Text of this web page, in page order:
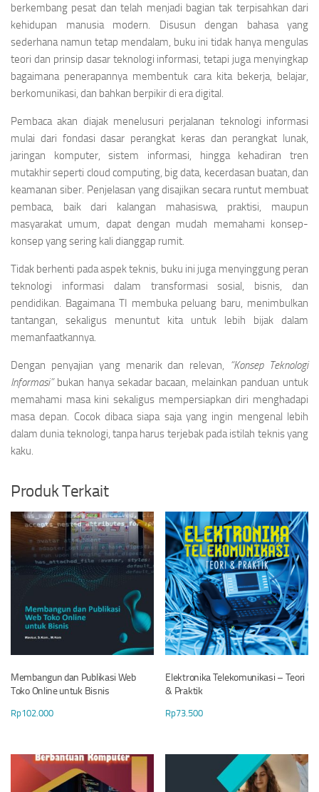
berkembang pesat dan telah menjadi bagian tak terpisahkan dari
kehidupan manusia modern. Disusun dengan bahasa yang
sederhana namun tetap mendalam, buku ini tidak hanya mengulas
teori dan prinsip dasar teknologi informasi, tetapi juga menyingkap
bagaimana penerapannya membentuk cara kita bekerja, belajar,
berkomunikasi, dan bahkan berpikir di era digital.
Pembaca akan diajak menelusuri perjalanan teknologi informasi
mulai dari fondasi dasar perangkat keras dan perangkat lunak,
jaringan komputer, sistem informasi, hingga kehadiran tren
mutakhir seperti cloud computing, big data, kecerdasan buatan, dan
keamanan siber. Penjelasan yang disajikan secara runtut membuat
pembaca, baik dari kalangan mahasiswa, praktisi, maupun
masyarakat umum, dapat dengan mudah memahami konsep-
konsep yang sering kali dianggap rumit.
Tidak berhenti pada aspek teknis, buku ini juga menyinggung peran
teknologi informasi dalam transformasi sosial, bisnis, dan
pendidikan. Bagaimana TI membuka peluang baru, menimbulkan
tantangan, sekaligus menuntut kita untuk lebih bijak dalam
memanfaatkannya.
Dengan penyajian yang menarik dan relevan,
“Konsep Teknologi
Informasi”bukan hanya sekadar bacaan, melainkan panduan untuk
memahami masa kini sekaligus mempersiapkan diri menghadapi
masa depan. Cocok dibaca siapa saja yang ingin mengenal lebih
dalam dunia teknologi, tanpa harus terjebak pada istilah teknis yang
kaku.
Produk Terkait
Membangun dan Publikasi Web
Toko Online untuk Bisnis
Rp102.000
Elektronika Telekomunikasi – Teori
& Praktik
Rp73.500